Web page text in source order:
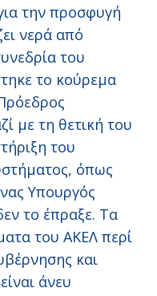
την προσφυγή
νερά από
του
το κούρεμα
με τη θετική του
του
όπως
Υπουργός
το έπραξε. Τα
του ΑΚΕΛ περί
και
άνευ